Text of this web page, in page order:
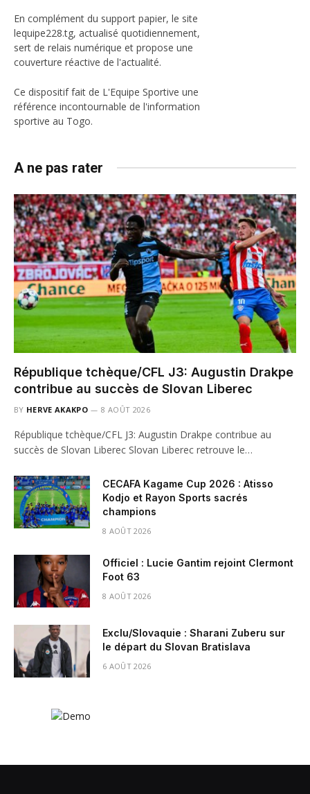
En complément du support papier, le site
lequipe228.tg, actualisé quotidiennement,
sert de relais numérique et propose une
couverture réactive de l'actualité.
Ce dispositif fait de L'Equipe Sportive une
référence incontournable de l'information
sportive au Togo.
A ne pas rater
République tchèque/CFL J3: Augustin Drakpe
contribue au succès de Slovan Liberec
BY HERVE AKAKPO 8 AOÛT 2026
République tchèque/CFL J3: Augustin Drakpe contribue au
succès de Slovan Liberec Slovan Liberec retrouve le…
CECAFA Kagame Cup 2026 : Atisso
Kodjo et Rayon Sports sacrés
champions
8 AOÛT 2026
Officiel : Lucie Gantim rejoint Clermont
Foot 63
8 AOÛT 2026
Exclu/Slovaquie : Sharani Zuberu sur
le départ du Slovan Bratislava
6 AOÛT 2026